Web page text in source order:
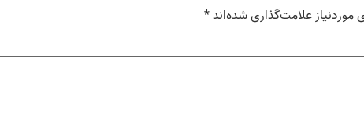
علامت‌گذاری شده‌اند*